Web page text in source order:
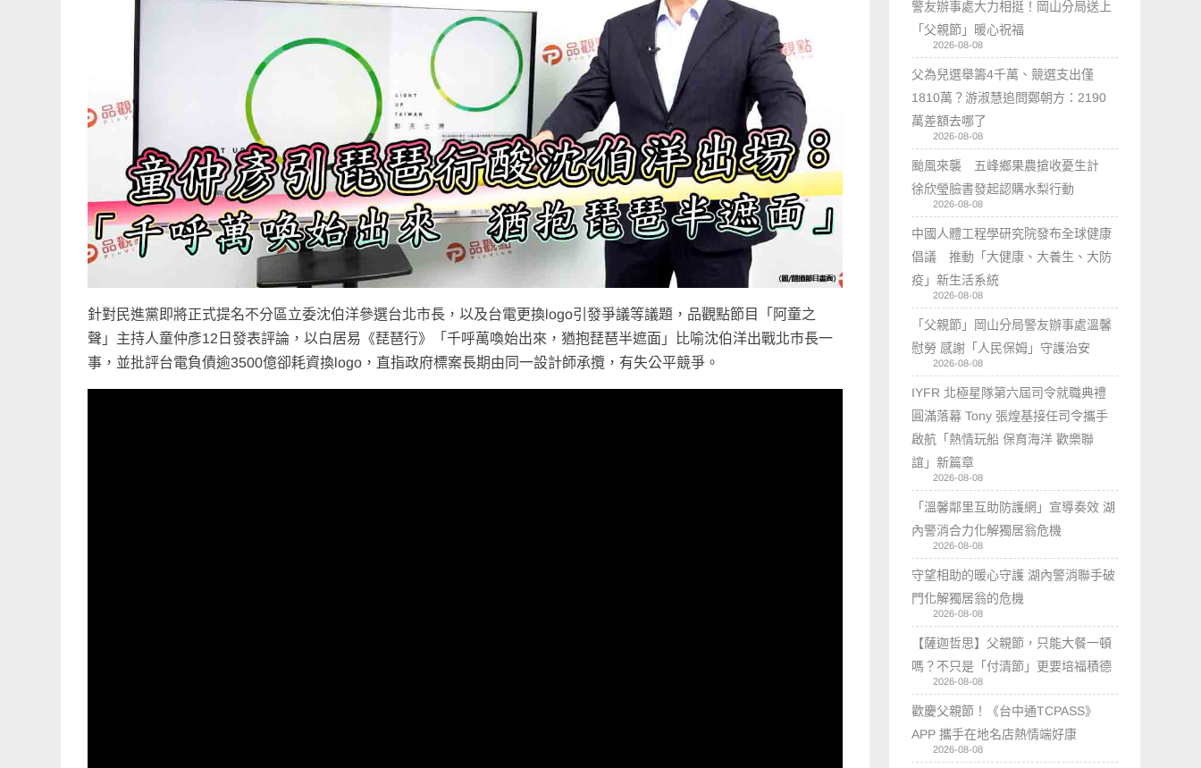
針對民進黨即將正式提名不分區立委沈伯洋參選台北市長，以及台電更換logo引發爭議等議題，品觀點節目「阿童之
聲」主持人童仲彥12日發表評論，以白居易《琵琶行》「千呼萬喚始出來，猶抱琵琶半遮面」比喻沈伯洋出戰北市長一
事，並批評台電負債逾3500億卻耗資換logo，直指政府標案長期由同一設計師承攬，有失公平競爭。
警友辦事處大力相挺！岡山分局送上
「父親節」暖心祝福
2026-08-08
父為兒選舉籌4千萬、競選支出僅
1810萬？游淑慧追問鄭朝方：2190
萬差額去哪了
2026-08-08
颱風來襲 五峰鄉果農搶收憂生計
徐欣瑩臉書發起認購水梨行動
2026-08-08
中國人體工程學研究院發布全球健康
倡議 推動「大健康、大養生、大防
疫」新生活系統
2026-08-08
「父親節」岡山分局警友辦事處溫馨
慰勞 感謝「人民保姆」守護治安
2026-08-08
IYFR 北極星隊第六屆司令就職典禮
圓滿落幕 Tony 張煌基接任司令攜手
啟航「熱情玩船 保育海洋 歡樂聯
誼」新篇章
2026-08-08
「溫馨鄰里互助防護網」宣導奏效 湖
內警消合力化解獨居翁危機
2026-08-08
守望相助的暖心守護 湖內警消聯手破
門化解獨居翁的危機
2026-08-08
【薩迦哲思】父親節，只能大餐一頓
嗎？不只是「付清節」更要培福積德
2026-08-08
歡慶父親節！《台中通TCPASS》
APP 攜手在地名店熱情端好康
2026-08-08